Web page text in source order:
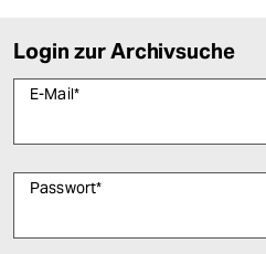
Login zur Archivsuche
E-Mail*
Passwort*